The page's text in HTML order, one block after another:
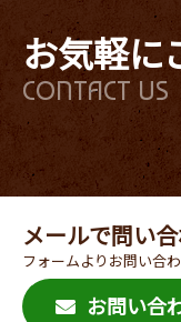
お気軽に
CONTACT US
メールで問い
フォームよりお問い合わ
お問い合